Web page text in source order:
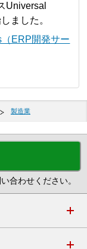
Universal
ました。
ERP開発サー
製造業
合わせください。